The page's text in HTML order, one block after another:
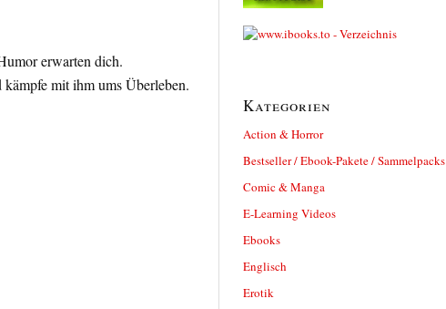
erwarten dich.
mit ihm ums Überleben.
Kategorien
Action & Horror
Bestseller / Ebook-Pakete / Sammelpacks
Comic & Manga
E-Learning Videos
Ebooks
Englisch
Erotik